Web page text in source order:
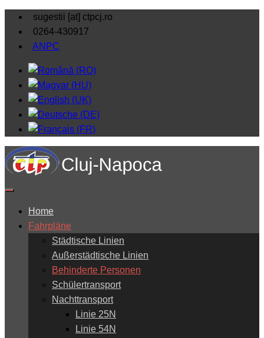
sugestii [at] ctpcj.ro
0264-430917
ANPC
Home
Fahrpläne
Städtische Linien
Außerstädtische Linien
Behinderte Personen
Schülertransport
Nachttransport
Linie 25N
Linie 54N